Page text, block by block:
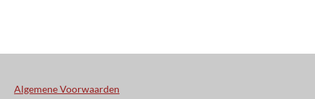
Algemene Voorwaarden